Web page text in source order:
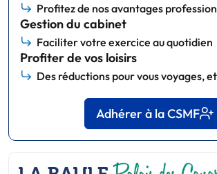
Profitez de nos avantages
Gestion du cabinet
Faciliter votre exercice au quotidien
Profiter de vos loisirs
Des réductions pour vous voyages,
Adhérer à la CSMF